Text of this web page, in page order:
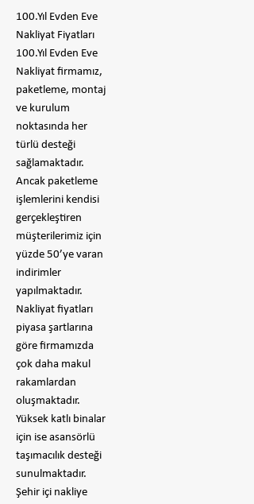
100.Yıl Evden Eve
Nakliyat Fiyatları
100.Yıl Evden Eve
Nakliyat firmamız,
paketleme, montaj
ve kurulum
noktasında her
türlü desteği
sağlamaktadır.
Ancak paketleme
işlemlerini kendisi
gerçekleştiren
müşterilerimiz için
yüzde 50’ye varan
indirimler
yapılmaktadır.
Nakliyat fiyatları
piyasa şartlarına
göre firmamızda
çok daha makul
rakamlardan
oluşmaktadır.
Yüksek katlı binalar
için ise asansörlü
taşımacılık desteği
sunulmaktadır.
Şehir içi nakliye